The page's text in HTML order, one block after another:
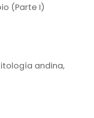
(Parte I)
andina,